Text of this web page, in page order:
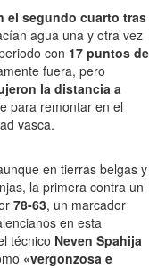
el segundo cuarto tras
agua una y otra vez
con 17 puntos de
fuera, pero
la distancia a
para remontar en el
vasca.
en tierras belgas y
la primera contra un
78-63, un marcador
en esta
técnico Neven Spahija
«vergonzosa e